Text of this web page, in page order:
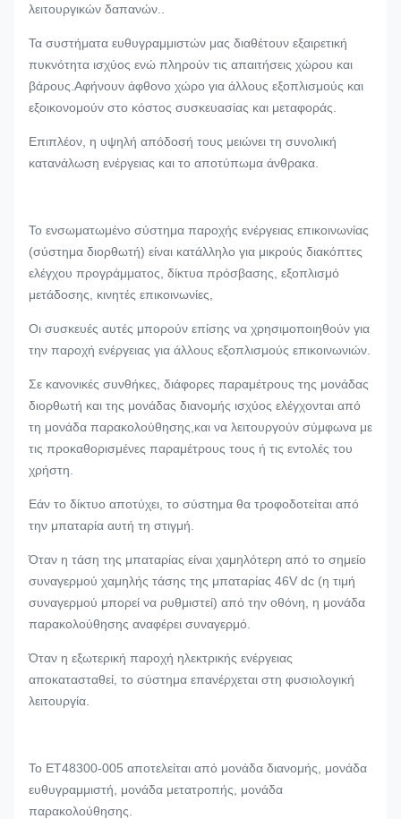
λειτουργικών δαπανών..
Τα συστήματα ευθυγραμμιστών μας διαθέτουν εξαιρετική
πυκνότητα ισχύος ενώ πληρούν τις απαιτήσεις χώρου και
βάρους.Αφήνουν άφθονο χώρο για άλλους εξοπλισμούς και
εξοικονομούν στο κόστος συσκευασίας και μεταφοράς.
Επιπλέον, η υψηλή απόδοσή τους μειώνει τη συνολική
κατανάλωση ενέργειας και το αποτύπωμα άνθρακα.
Το ενσωματωμένο σύστημα παροχής ενέργειας επικοινωνίας
(σύστημα διορθωτή) είναι κατάλληλο για μικρούς διακόπτες
ελέγχου προγράμματος, δίκτυα πρόσβασης, εξοπλισμό
μετάδοσης, κινητές επικοινωνίες,
Οι συσκευές αυτές μπορούν επίσης να χρησιμοποιηθούν για
την παροχή ενέργειας για άλλους εξοπλισμούς επικοινωνιών.
Σε κανονικές συνθήκες, διάφορες παραμέτρους της μονάδας
διορθωτή και της μονάδας διανομής ισχύος ελέγχονται από
τη μονάδα παρακολούθησης,και να λειτουργούν σύμφωνα με
τις προκαθορισμένες παραμέτρους τους ή τις εντολές του
χρήστη.
Εάν το δίκτυο αποτύχει, το σύστημα θα τροφοδοτείται από
την μπαταρία αυτή τη στιγμή.
Όταν η τάση της μπαταρίας είναι χαμηλότερη από το σημείο
συναγερμού χαμηλής τάσης της μπαταρίας 46V dc (η τιμή
συναγερμού μπορεί να ρυθμιστεί) από την οθόνη, η μονάδα
παρακολούθησης αναφέρει συναγερμό.
Όταν η εξωτερική παροχή ηλεκτρικής ενέργειας
αποκατασταθεί, το σύστημα επανέρχεται στη φυσιολογική
λειτουργία.
Το ET48300-005 αποτελείται από μονάδα διανομής, μονάδα
ευθυγραμμιστή, μονάδα μετατροπής, μονάδα
παρακολούθησης.